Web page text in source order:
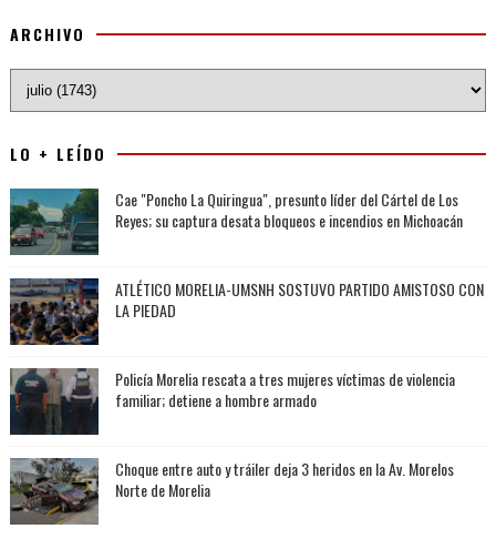
ARCHIVO
LO + LEÍDO
Cae "Poncho La Quiringua", presunto líder del Cártel de Los
Reyes; su captura desata bloqueos e incendios en Michoacán
ATLÉTICO MORELIA-UMSNH SOSTUVO PARTIDO AMISTOSO CON
LA PIEDAD
Policía Morelia rescata a tres mujeres víctimas de violencia
familiar; detiene a hombre armado
Choque entre auto y tráiler deja 3 heridos en la Av. Morelos
Norte de Morelia